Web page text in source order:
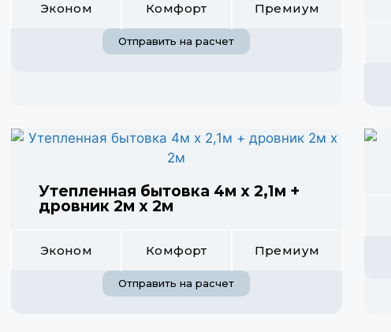
Эконом Комфорт Премиум
Отправить на расчет
Утепленная бытовка 4м х 2,1м +
дровник 2м х 2м
Эконом Комфорт Премиум
Отправить на расчет